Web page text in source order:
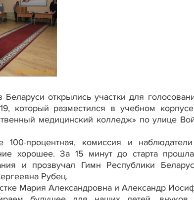
открылись участки для
который разместился в учебном
медицинский колледж» по улице
100-процентная, комиссия и
хорошее. За 15 минут до старта
и прозвучал Гимн Республики
Рубец.
Мария Александровна и Александр